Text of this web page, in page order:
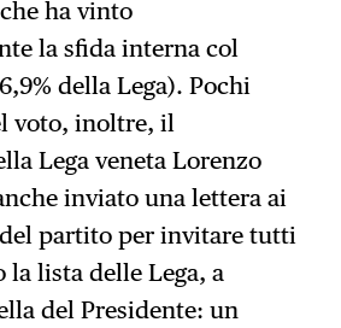
ha vinto
la sfida interna col
della Lega). Pochi
voto, inoltre, il
Lega veneta Lorenzo
inviato una lettera ai
partito per invitare tutti
la lista delle Lega, a
del Presidente: un